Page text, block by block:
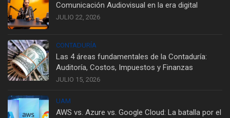
Comunicación Audiovisual en la era digital
JULIO 22, 2026
CONTADURÍA
Las 4 áreas fundamentales de la Contaduría:
Auditoría, Costos, Impuestos y Finanzas
JULIO 15, 2026
UAM
AWS vs. Azure vs. Google Cloud: La batalla por el